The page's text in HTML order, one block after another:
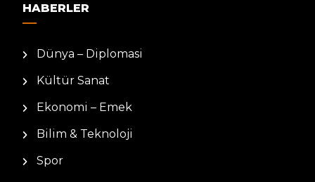
HABERLER
Dünya – Diplomasi
Kültür Sanat
Ekonomi – Emek
Bilim & Teknoloji
Spor